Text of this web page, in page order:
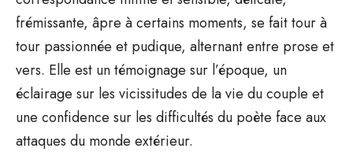
frémissante, âpre à certains moments, se fait tour à
tour passionnée et pudique, alternant entre prose et
vers. Elle est un témoignage sur l’époque, un
éclairage sur les vicissitudes de la vie du couple et
une confidence sur les difficultés du poète face aux
attaques du monde extérieur.